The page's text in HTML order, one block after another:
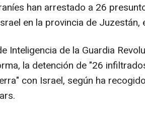
han arrestado a 26
en la provincia de Juzestán,
Inteligencia de la Guardia
la detención de "26
con Israel, según ha